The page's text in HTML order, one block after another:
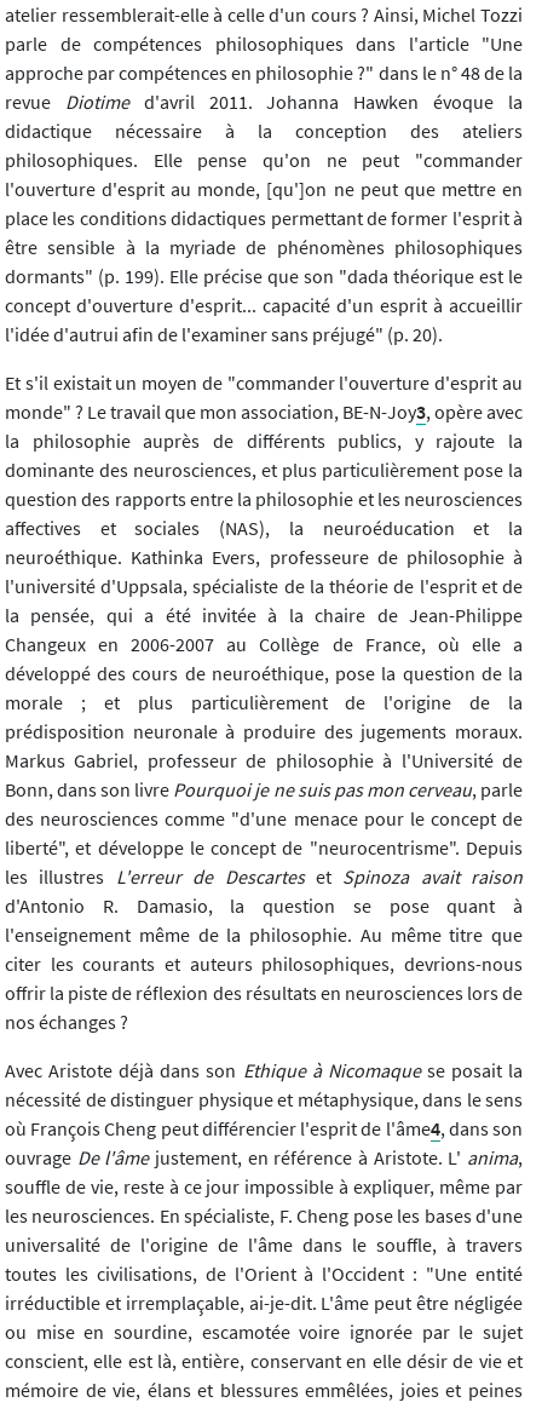
atelier ressemblerait-elle à celle d'un cours ? Ainsi, Michel Tozzi
parle de compétences philosophiques dans l'article "Une
approche par compétences en philosophie ?" dans le n° 48 de la
revue Diotime d'avril 2011. Johanna Hawken évoque la
didactique nécessaire à la conception des ateliers
philosophiques. Elle pense qu'on ne peut "commander
l'ouverture d'esprit au monde, [qu']on ne peut que mettre en
place les conditions didactiques permettant de former l'esprit à
être sensible à la myriade de phénomènes philosophiques
dormants" (p. 199). Elle précise que son "dada théorique est le
concept d'ouverture d'esprit... capacité d'un esprit à accueillir
l'idée d'autrui afin de l'examiner sans préjugé" (p. 20).
Et s'il existait un moyen de "commander l'ouverture d'esprit au
monde" ? Le travail que mon association, BE-N-Joy3, opère avec
la philosophie auprès de différents publics, y rajoute la
dominante des neurosciences, et plus particulièrement pose la
question des rapports entre la philosophie et les neurosciences
affectives et sociales (NAS), la neuroéducation et la
neuroéthique. Kathinka Evers, professeure de philosophie à
l'université d'Uppsala, spécialiste de la théorie de l'esprit et de
la pensée, qui a été invitée à la chaire de Jean-Philippe
Changeux en 2006-2007 au Collège de France, où elle a
développé des cours de neuroéthique, pose la question de la
morale ; et plus particulièrement de l'origine de la
prédisposition neuronale à produire des jugements moraux.
Markus Gabriel, professeur de philosophie à l'Université de
Bonn, dans son livre Pourquoi je ne suis pas mon cerveau, parle
des neurosciences comme "d'une menace pour le concept de
liberté", et développe le concept de "neurocentrisme". Depuis
les illustres L'erreur de Descartes et Spinoza avait raison
d'Antonio R. Damasio, la question se pose quant à
l'enseignement même de la philosophie. Au même titre que
citer les courants et auteurs philosophiques, devrions-nous
offrir la piste de réflexion des résultats en neurosciences lors de
nos échanges ?
Avec Aristote déjà dans son Ethique à Nicomaque se posait la
nécessité de distinguer physique et métaphysique, dans le sens
où François Cheng peut différencier l'esprit de l'âme4, dans son
ouvrage De l'âme justement, en référence à Aristote. L' anima,
souffle de vie, reste à ce jour impossible à expliquer, même par
les neurosciences. En spécialiste, F. Cheng pose les bases d'une
universalité de l'origine de l'âme dans le souffle, à travers
toutes les civilisations, de l'Orient à l'Occident : "Une entité
irréductible et irremplaçable, ai-je-dit. L'âme peut être négligée
ou mise en sourdine, escamotée voire ignorée par le sujet
conscient, elle est là, entière, conservant en elle désir de vie et
mémoire de vie, élans et blessures emmêlées, joies et peines